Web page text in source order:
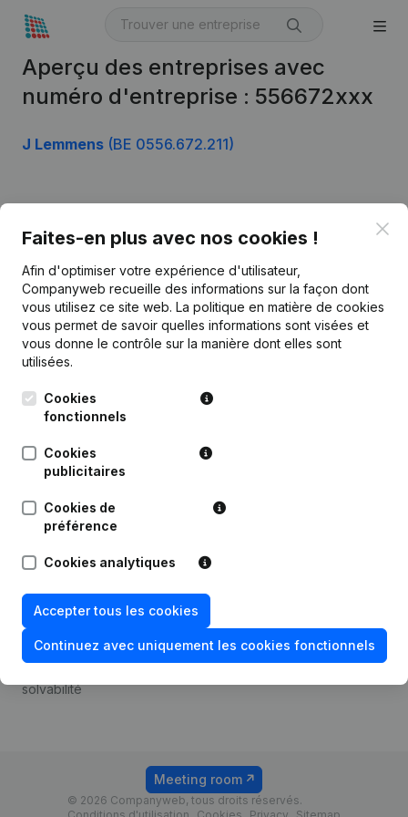
Aperçu des entreprises avec
numéro d'entreprise : 556672xxx
J Lemmens (BE 0556.672.211)
Faites-en plus avec nos cookies !
Afin d'optimiser votre expérience d'utilisateur,
Companyweb recueille des informations sur la façon dont
vous utilisez ce site web. La politique en matière de cookies
vous permet de savoir quelles informations sont visées et
vous donne le contrôle sur la manière dont elles sont
utilisées.
Cookies
fonctionnels
Cookies
publicitaires
Cookies de
préférence
Cookies analytiques
Accepter tous les cookies
Continuez avec uniquement les cookies fonctionnels
Français
Kantorenpark Everest
Leuvensesteenweg
1800 Vilvoorde
Informations d’entreprise
Monitoring
Recherche internationale
Prospection
Compliance et prévention
de la fraude
Consulter des comptes
Recherche de numéro de
TVA
solvabilité
Tarifs
© 2026 Companyweb, tous droits réservés.
Meeting room